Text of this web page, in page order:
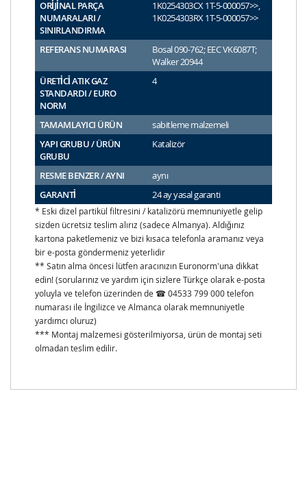
ORİJİNAL PARÇA
NUMARALARI /
SINIRLANDIRMA
1K0254303CX 1T-5-000057>>,
1K0254303RX 1T-5-000057>>
REFERANS NUMARASI
Bosal 090-762; EEC VK6087T;
Walker 20944
ÜRETİCİ ATIK GAZ
STANDARDI / EURO
NORM
4
TAMAMLAYICI ÜRÜN
sabitleme malzemeli
YAPI GRUBU / ÜRÜN
GRUBU
Katalizör
RESME BENZER / AYNI
aynı
GARANTİ
24 ay yasal garanti
* Eski dizel partikül filtresini / katalizörü memnuniyetle gelip
sizden ücretsiz teslim alırız (sadece Almanya). Aldığınız
kartona paketlemeniz ve bizi kısaca telefonla aramanız veya
bir e-posta göndermeniz yeterlidir
** Satın alma öncesi lütfen aracınızın Euronorm'una dikkat
edin! (sorularınız ve yardım için sizlere Türkçe olarak e-posta
yoluyla ve telefon üzerinden de ☎ 04533 799 000 telefon
numarası ile İngilizce ve Almanca olarak memnuniyetle
yardımcı oluruz)
*** Montaj malzemesi gösterilmiyorsa, ürün de montaj seti
olmadan teslim edilir.